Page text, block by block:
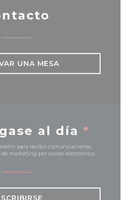
UNA MESA
al día *
para recibir comunicaciones
marketing por correo electrónico.